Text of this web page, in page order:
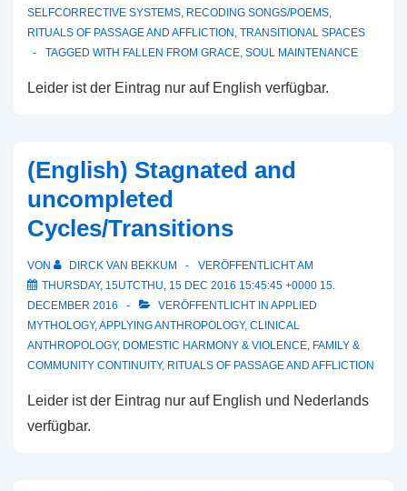
SELFCORRECTIVE SYSTEMS RECODING SONGS/POEMS
RITUALS OF PASSAGE AND AFFLICTION TRANSITIONAL SPACES
TAGGED WITH FALLEN FROM GRACE SOUL MAINTENANCE
Leider ist der Eintrag nur auf English verfügbar.
(English) Stagnated and
uncompleted
Cycles/Transitions
VON DIRCK VAN BEKKUM
VERÖFFENTLICHT AM
THURSDAY, 15UTCTHU, 15 DEC 2016 15:45:45 +0000 15.
DECEMBER 2016
VERÖFFENTLICHT IN APPLIED
MYTHOLOGY, APPLYING ANTHROPOLOGY, CLINICAL
ANTHROPOLOGY, DOMESTIC HARMONY & VIOLENCE FAMILY &
COMMUNITY CONTINUITY, RITUALS OF PASSAGE AND AFFLICTION
Leider ist der Eintrag nur auf English und Nederlands
verfügbar.